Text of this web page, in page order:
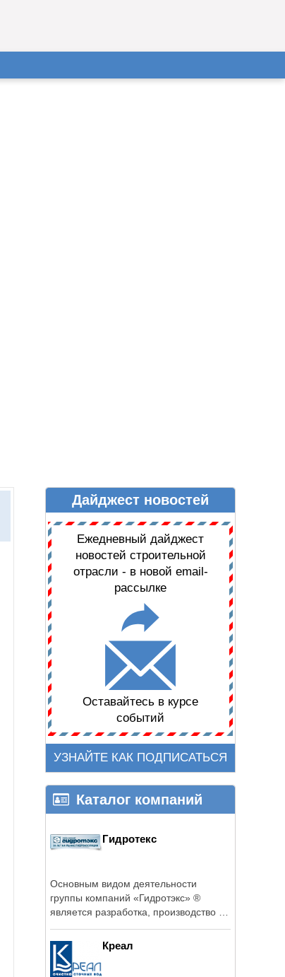
ДАЙДЖЕСТ НОВОСТЕЙДайджест новостей
Ежедневный дайджест
новостей строительной
отрасли - в новой email-
рассылке
Оставайтесь в курсе
событий
УЗНАЙТЕ КАК ПОДПИСАТЬСЯ
Каталог компаний
Гидротекс
Основным видом деятельности
группы компаний «Гидротэкс» ®
является разработка, производство и
Креал